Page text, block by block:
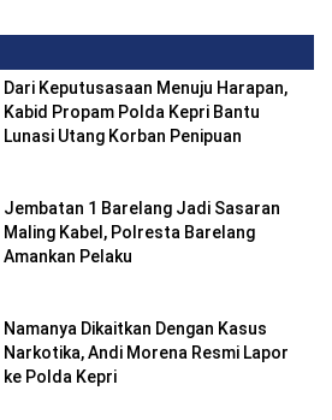
Dari Keputusasaan Menuju Harapan,
Kabid Propam Polda Kepri Bantu
Lunasi Utang Korban Penipuan
Jembatan 1 Barelang Jadi Sasaran
Maling Kabel, Polresta Barelang
Amankan Pelaku
Namanya Dikaitkan Dengan Kasus
Narkotika, Andi Morena Resmi Lapor
ke Polda Kepri